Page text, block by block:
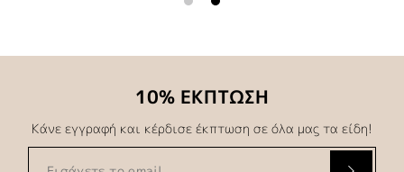
10% ΕΚΠΤΩΣΗ
Κάνε εγγραφή και κέρδισε έκπτωση σε όλα μας τα είδη!